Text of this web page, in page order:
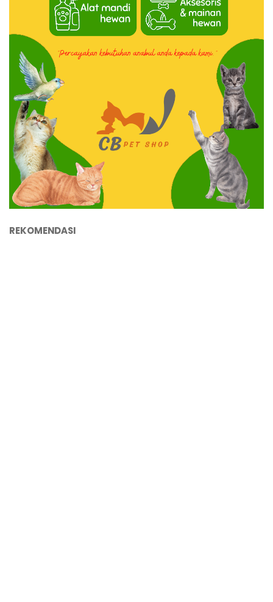
REKOMENDASI